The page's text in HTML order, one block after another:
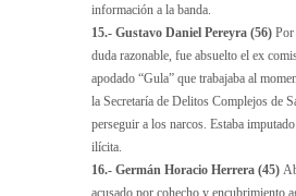
información a la banda.
15.- Gustavo Daniel Pereyra (56)
duda razonable, fue absuelto el ex
apodado “Gula” que trabajaba al
la Secretaría de Delitos Complejos de
perseguir a los narcos. Estaba
ilícita.
16.- Germán Horacio Herrera (45)
acusado por cohecho y encubrimiento